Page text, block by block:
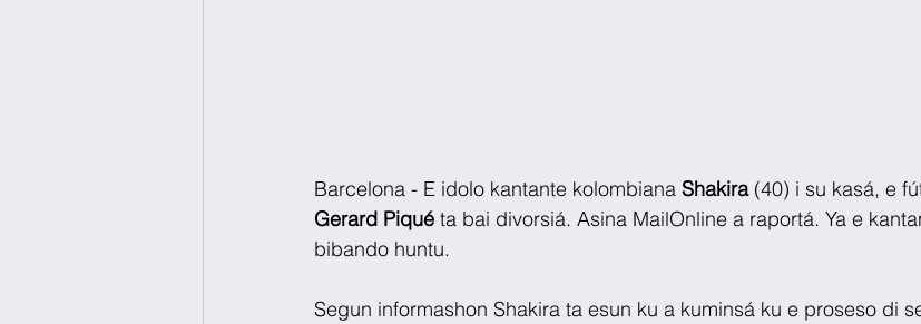
Barcelona - E idolo kantante kolombiana Shakira (40) i su kasá, e
Gerard Piqué ta bai divorsiá. Asina MailOnline a raportá. Ya e
bibando huntu.
Segun informashon Shakira ta esun ku a kuminsá ku e proseso di